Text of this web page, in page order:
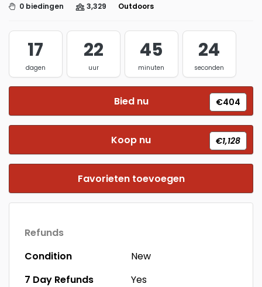
0 biedingen 3,329 Outdoors
17
dagen
22
uur
45
minuten
23
seconden
Bied nu €404
Koop nu €1,128
Favorieten toevoegen
Refunds
Condition
New
7 Day Refunds
Yes